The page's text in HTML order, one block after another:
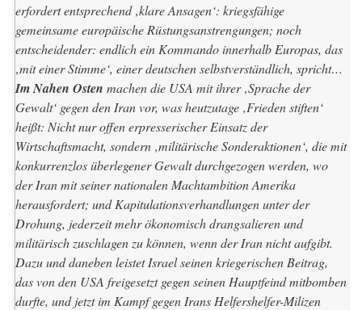
erfordert entsprechend ‚klare Ansagen‘: kriegsfähige
gemeinsame europäische Rüstungsanstrengungen; noch
entscheidender: endlich ein Kommando innerhalb Europas, das
‚mit einer Stimme‘, einer deutschen selbstverständlich, spricht…
Im Nahen Osten machen die USA mit ihrer ‚Sprache der
Gewalt‘ gegen den Iran vor, was heutzutage ‚Frieden stiften‘
heißt: Nicht nur offen erpresserischer Einsatz der
Wirtschaftsmacht, sondern ‚militärische Sonderaktionen‘, die mit
konkurrenzlos überlegener Gewalt durchgezogen werden, wo
der Iran mit seiner nationalen Machtambition Amerika
herausfordert; und Kapitulationsverhandlungen unter der
Drohung, jederzeit mehr ökonomisch drangsalieren und
militärisch zuschlagen zu können, wenn der Iran nicht aufgibt.
Dazu und daneben leistet Israel seinen kriegerischen Beitrag,
das von den USA freigesetzt gegen seinen Hauptfeind mitbomben
durfte, und jetzt im Kampf gegen Irans Helfershelfer-Milizen